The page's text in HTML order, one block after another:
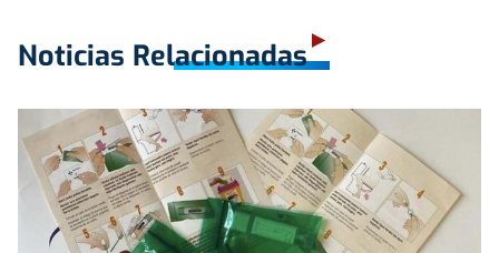
Noticias Relacionadas